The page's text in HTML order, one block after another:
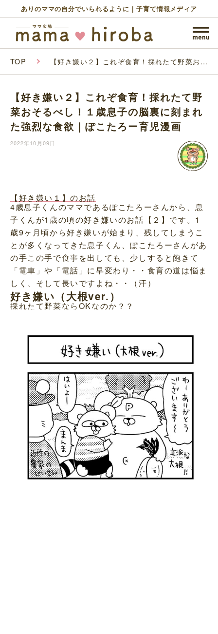
ありのママの自分でいられるように｜子育て情報メディア
TOP 【好き嫌い２】これぞ食育！採れたて野菜おそ
｜ぽこたろー育児漫画
【好き嫌い２】これぞ食育！採れたて野
菜おそるべし！１歳息子の脳裏に刻まれ
た強烈な食欲｜ぽこたろー育児漫画
2022年10月09日
【好き嫌い１】のお話
4歳息子くんのママであるぽこたろーさんから、息
子くんが1歳の頃の好き嫌いのお話【２】です。1
歳9ヶ月頃から好き嫌いが始まり、残してしまうこ
とが多くなってきた息子くん、ぽこたろーさんがあ
の手この手で食事を出しても、少しすると飽きて
「電車」や「電話」に早変わり・・食育の道は悩ま
しく、そして長いですよね・・（汗）
好き嫌い（大根ver.）
採れたて野菜ならOKなのか？？